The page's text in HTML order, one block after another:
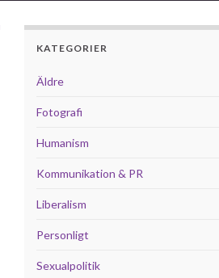
KATEGORIER
Äldre
Fotografi
Humanism
Kommunikation & PR
Liberalism
Personligt
Sexualpolitik